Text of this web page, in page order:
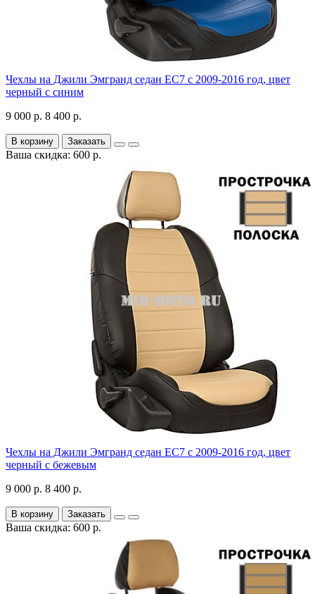
Чехлы на Джили Эмгранд седан ЕС7 с 2009-2016 год, цвет
черный с синим
9 000 р. 8 400 р.
В корзину Заказать
Ваша скидка: 600 р.
Чехлы на Джили Эмгранд седан ЕС7 с 2009-2016 год, цвет
черный с бежевым
9 000 р. 8 400 р.
В корзину Заказать
Ваша скидка: 600 р.